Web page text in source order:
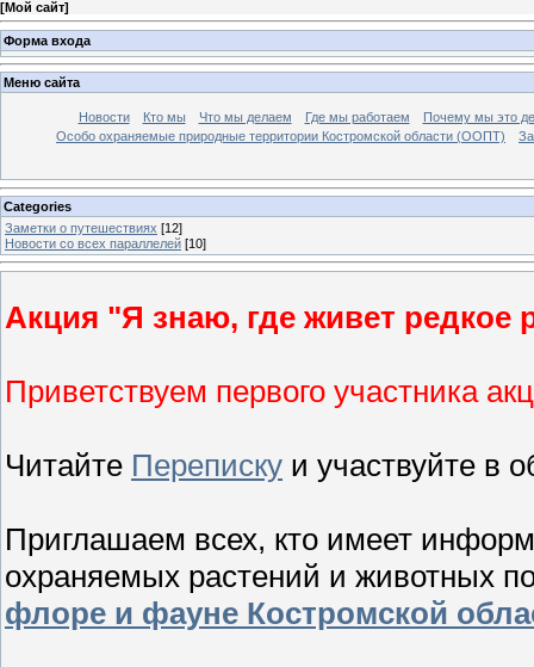
[Мой сайт]
Форма входа
Меню сайта
Новости Кто мы Что мы делаем Где мы работаем
Почему мы это
Особо охраняемые природные территории Костромской области (ООПТ)
Categories
Заметки о путешествиях [12]
Новости со всех параллелей [10]
Акция "Я знаю, где живет редкое
Приветствуем первого участника
Читайте Переписку и участвуйте в
Приглашаем всех, кто имеет
охраняемых растений и животных
флоре и фауне Костромской